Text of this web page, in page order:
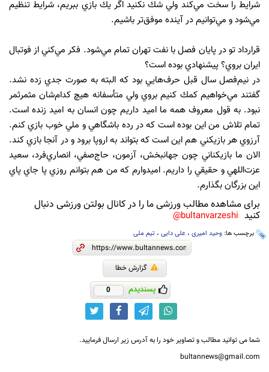
شرايط را سخت مي‌كند ولي شك نكنيد اگر يك بازي ببريم، شرايط تنظيم
مي‌شود و مي‌توانيم در آينده موفق‌تر باشيم.
قرارداد تو در پايان فصل با نفت تهران تمام مي‌شود. فكر مي‌كني از فوتبال
ايران بروي؟ پيشنهادي بوده است؟
در نيم‌فصل سال قبل حرف‌هايي بود كه البته به صورت جدي زده نشد.
گفتند مي‌خواهيم كمك كنيم بروي ولي متأسفانه هيچ كدام‌شان مثمرثمر
نبود. به قول معروف همه ما اميد داريم چون انسان به اميد زنده است.
تمام تلاش من اين بوده است كه در رده باشگاهي و ملي خوب بازي كنم.
آرزوي هر بازيكني هم اين است كه بتواند به اروپا برود و در آنجا بازي كند.
الان ما بازيكناني چون جهانبخش، آزمون، حاج‌صفي، انصاري‌فرد، سعيد
عزت‌اللهي و حقيقي را داريم. اميدوارم كه من هم بتوانم روزي پا جاي پاي
اين بزرگان بگذارم.
برای مشاهده مطالب ورزشی ما را در کانال بولتن ورزشی دنبال
کنید bultanvarzeshi@
برچسب ها: وحید امیری ، علی دایی ، تیم ملی
گزارش خطا
پسندیدم 0
شما می توانید مطالب و تصاویر خود را به آدرس زیر ارسال فرمایید.
bultannews@gmail.com